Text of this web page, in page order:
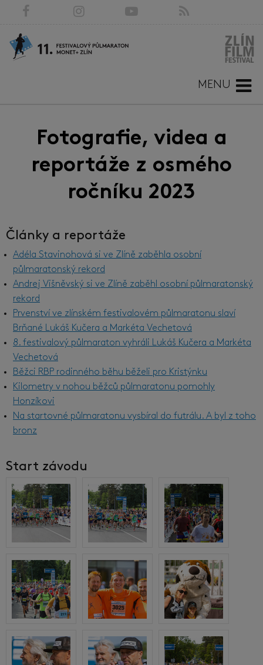
MENU
Fotografie, videa a
reportáže z osmého
ročníku 2023
Články a reportáže
Adéla Stavinohová si ve Zlíně zaběhla osobní
půlmaratonský rekord
Andrej Višněvský si ve Zlíně zaběhl osobní půlmaratonský
rekord
Prvenství ve zlínském festivalovém půlmaratonu slaví
Brňané Lukáš Kučera a Markéta Vechetová
8. festivalový půlmaraton vyhráli Lukáš Kučera a Markéta
Vechetová
Běžci RBP rodinného běhu běželi pro Kristýnku
Kilometry v nohou běžců půlmaratonu pomohly
Honzíkovi
Na startovné půlmaratonu vysbíral do futrálu. A byl z toho
bronz
Start závodu